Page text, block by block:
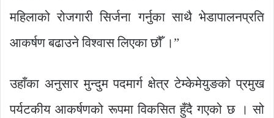
महिलाको रोजगारी सिर्जना गर्नुका साथै भेडापालनप्रति
आकर्षण बढाउने विश्वास लिएका छौँ ।”
उहाँका अनुसार मुन्दुम पदमार्ग क्षेत्र टेम्केमेयुङको प्रमुख
पर्यटकीय आकर्षणको रूपमा विकसित हुँदै गएको छ । सो